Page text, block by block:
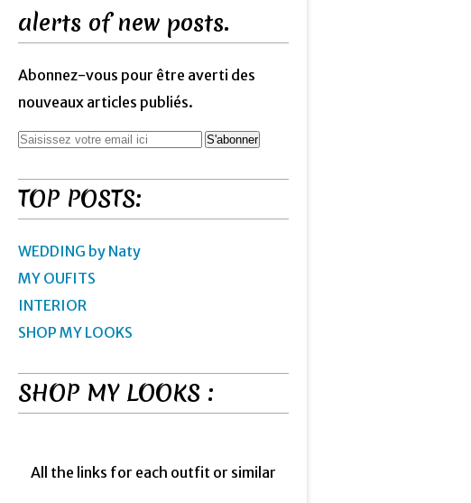
alerts of new posts.
Abonnez-vous pour être averti des
nouveaux articles publiés.
TOP POSTS:
WEDDING by Naty
MY OUFITS
INTERIOR
SHOP MY LOOKS
SHOP MY LOOKS :
All the links for each outfit or similar